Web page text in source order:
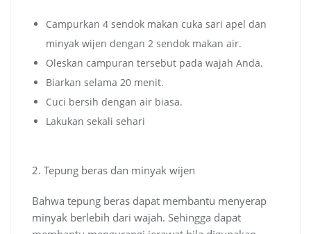
Campurkan 4 sendok makan cuka sari apel dan
minyak wijen dengan 2 sendok makan air.
Oleskan campuran tersebut pada wajah Anda.
Biarkan selama 20 menit.
Cuci bersih dengan air biasa.
Lakukan sekali sehari
2. Tepung beras dan minyak wijen
Bahwa tepung beras dapat membantu menyerap
minyak berlebih dari wajah. Sehingga dapat